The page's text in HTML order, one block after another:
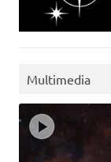
Multimedia